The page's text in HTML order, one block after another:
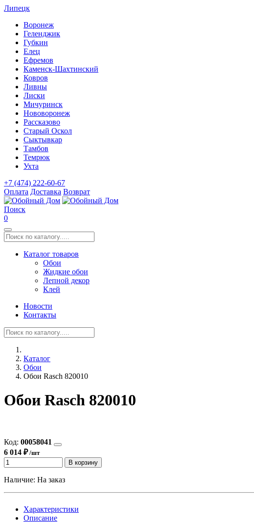
Липецк
Воронеж
Геленджик
Губкин
Елец
Ефремов
Каменск-Шахтинский
Ковров
Ливны
Лиски
Мичуринск
Нововоронеж
Рассказово
Старый Оскол
Сыктывкар
Тамбов
Темрюк
Ухта
+7 (474) 222-60-67
Оплата Доставка Возврат
Поиск
0
Каталог товаров
Обои
Жидкие обои
Лепной декор
Клей
Новости
Контакты
Каталог
Обои
Обои Rasch 820010
Обои Rasch 820010
Код: 00058041
6 014 ₽/шт
В корзину
Наличие: На заказ
Характеристики
Описание